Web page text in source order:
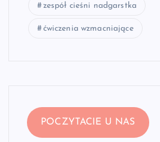
zespół cieśni nadgarstka
ćwiczenia wzmacniające
POCZYTACIE U NAS